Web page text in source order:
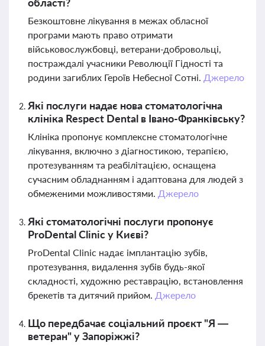
Безкоштовне лікування в межах обласної
програми мають право отримати
військовослужбовці, ветерани-добровольці,
постраждалі учасники Революції Гідності та
родини загиблих Героїв Небесної Сотні. Джерело
Які послуги надає нова стоматологічна
клініка Respect Dental в Івано-Франківську?
Клініка пропонує комплексне стоматологічне
лікування, включно з діагностикою, терапією,
протезуванням та реабілітацією, оснащена
сучасним обладнанням і адаптована для людей з
обмеженими можливостями. Джерело
Які стоматологічні послуги пропонує
ProDental Clinic у Києві?
ProDental Clinic надає імплантацію зубів,
протезування, видалення зубів будь-якої
складності, художню реставрацію, встановлення
брекетів та дитячий прийом. Джерело
Що передбачає соціальний проєкт "Я —
ветеран" у Запоріжжі?